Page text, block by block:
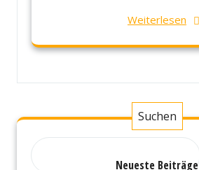
Weiterlesen
Suchen
Neueste Beiträge